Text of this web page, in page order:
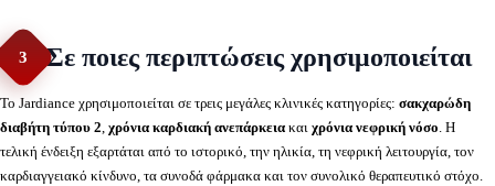
3 Σε ποιες περιπτώσεις χρησιμοποιείται
Το Jardiance χρησιμοποιείται σε τρεις μεγάλες κλινικές κατηγορίες: σακχαρώδη
διαβήτη τύπου 2, χρόνια καρδιακή ανεπάρκεια και χρόνια νεφρική νόσο. Η
τελική ένδειξη εξαρτάται από το ιστορικό, την ηλικία, τη νεφρική λειτουργία, τον
καρδιαγγειακό κίνδυνο, τα συνοδά φάρμακα και τον συνολικό θεραπευτικό στόχο.